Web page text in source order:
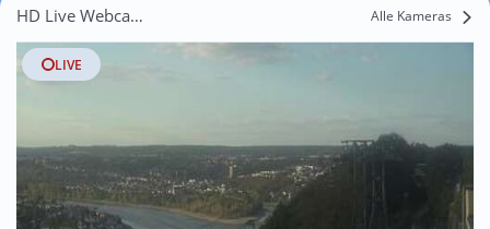
HD Live Webcams Niederraden Alle Kameras
LIVE